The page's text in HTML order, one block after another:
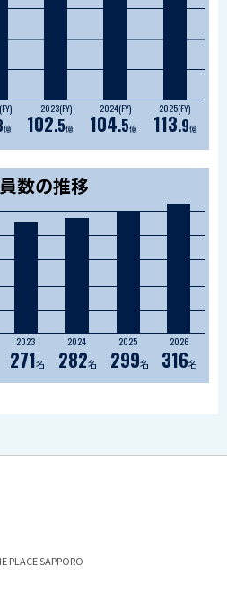
2023(FY) 2024(FY) 2025(FY)
億 102.5億 104.5億 113.9億
数の推移
2023 2024 2025 2026
271名 282名 299名 316名
PLACE SAPPORO